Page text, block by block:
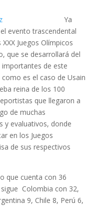
Ya
evento trascendental
Juegos Olímpicos
que se desarrollará del
de este
es el caso de Usain
reina de los 100
que llegaron a
de muchas
y evaluativos, donde
en los Juegos
de sus respectivos
que cuenta con 36
Colombia con 32,
9, Chile 8, Perú 6,